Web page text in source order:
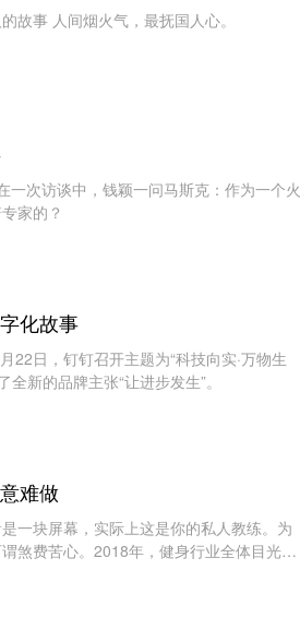
故事 人间烟火气，最抚国人心。
次访谈中，钱颖一问马斯克：作为一个火
家的？
化故事
22日，钉钉召开主题为“科技向实·万物生
新的品牌主张“让进步发生”。
难做
一块屏幕，实际上这是你的私人教练。为
煞费苦心。2018年，健身行业全体目光向